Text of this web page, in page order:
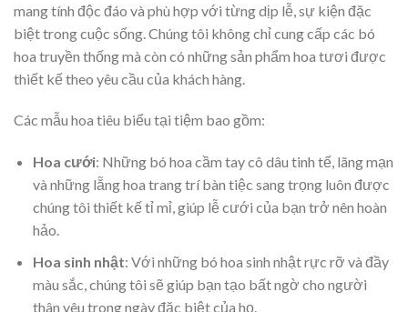
mang tính độc đáo và phù hợp với từng dịp lễ, sự kiện đặc
biệt trong cuộc sống. Chúng tôi không chỉ cung cấp các bó
hoa truyền thống mà còn có những sản phẩm hoa tươi được
thiết kế theo yêu cầu của khách hàng.
Các mẫu hoa tiêu biểu tại tiệm bao gồm:
Hoa cưới: Những bó hoa cầm tay cô dâu tinh tế, lãng mạn
và những lẵng hoa trang trí bàn tiệc sang trọng luôn được
chúng tôi thiết kế tỉ mỉ, giúp lễ cưới của bạn trở nên hoàn
hảo.
Hoa sinh nhật: Với những bó hoa sinh nhật rực rỡ và đầy
màu sắc, chúng tôi sẽ giúp bạn tạo bất ngờ cho người
thân yêu trong ngày đặc biệt của họ.